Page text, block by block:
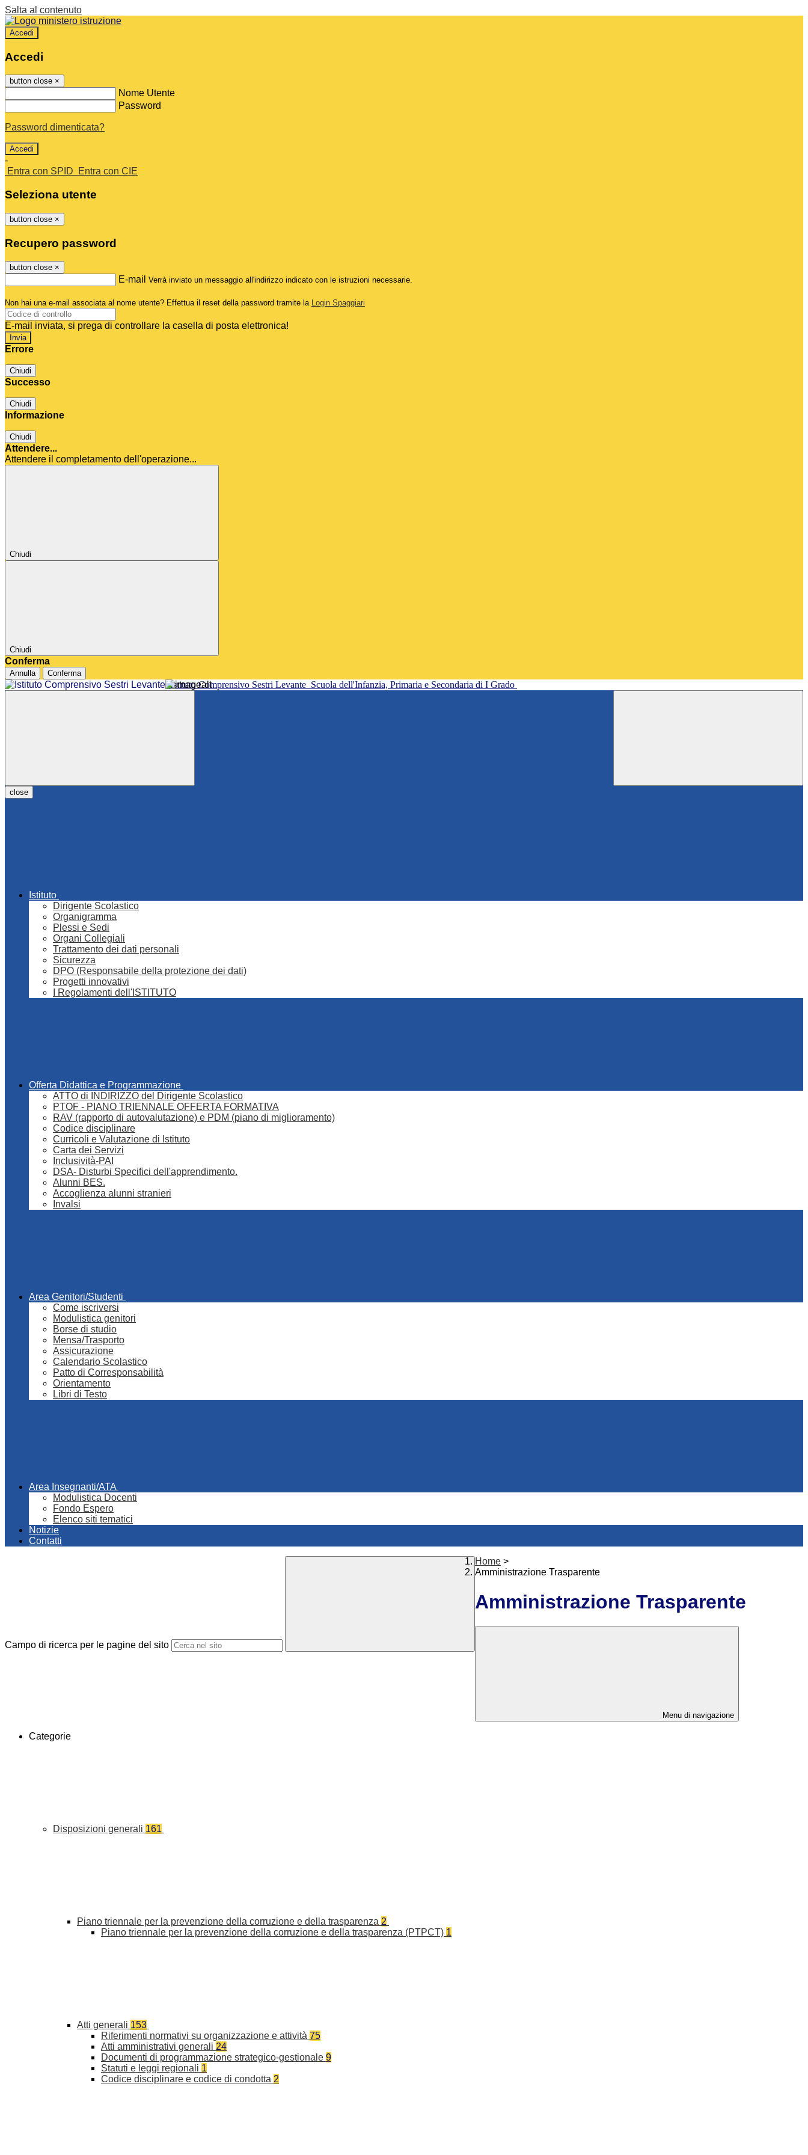
Salta al contenuto
Accedi
Accedi
button close ×
Nome Utente
Password
Password dimenticata?
-
Entra con SPID
Entra con CIE
Seleziona utente
button close ×
Recupero password
button close ×
E-mail Verrà inviato un messaggio all'indirizzo indicato con le istruzioni necessarie.
Non hai una e-mail associata al nome utente? Effettua il reset della password tramite la Login Spaggiari
E-mail inviata, si prega di controllare la casella di posta elettronica!
Errore
Chiudi
Successo
Chiudi
Informazione
Chiudi
Attendere...
Attendere il completamento dell'operazione...
Chiudi
Chiudi
Conferma
Annulla Conferma
Istituto Comprensivo Sestri Levante Scuola dell'Infanzia, Primaria e Secondaria di I Grado
close
Istituto
Dirigente Scolastico
Organigramma
Plessi e Sedi
Organi Collegiali
Trattamento dei dati personali
Sicurezza
DPO (Responsabile della protezione dei dati)
Progetti innovativi
I Regolamenti dell'ISTITUTO
Offerta Didattica e Programmazione
ATTO di INDIRIZZO del Dirigente Scolastico
PTOF - PIANO TRIENNALE OFFERTA FORMATIVA
RAV (rapporto di autovalutazione) e PDM (piano di miglioramento)
Codice disciplinare
Curricoli e Valutazione di Istituto
Carta dei Servizi
Inclusività-PAI
DSA- Disturbi Specifici dell'apprendimento.
Alunni BES.
Accoglienza alunni stranieri
Invalsi
Area Genitori/Studenti
Come iscriversi
Modulistica genitori
Borse di studio
Mensa/Trasporto
Assicurazione
Calendario Scolastico
Patto di Corresponsabilità
Orientamento
Libri di Testo
Area Insegnanti/ATA
Modulistica Docenti
Fondo Espero
Elenco siti tematici
Notizie
Contatti
Campo di ricerca per le pagine del sito
Home >
Amministrazione Trasparente
Amministrazione Trasparente
Menu di navigazione
Categorie
Disposizioni generali 161
Piano triennale per la prevenzione della corruzione e della trasparenza 2
Piano triennale per la prevenzione della corruzione e della trasparenza (PTPCT) 1
Atti generali 153
Riferimenti normativi su organizzazione e attività 75
Atti amministrativi generali 24
Documenti di programmazione strategico-gestionale 9
Statuti e leggi regionali 1
Codice disciplinare e codice di condotta 2